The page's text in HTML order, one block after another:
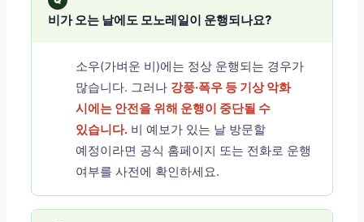
비가 오는 날에도 모노레일이 운행되나요?
소우(가벼운 비)에는 정상 운행되는 경우가
많습니다. 그러나 강풍·폭우 등 기상 악화
시에는 안전을 위해 운행이 중단될 수
있습니다. 비 예보가 있는 날 방문할
예정이라면 공식 홈페이지 또는 전화로 운행
여부를 사전에 확인하세요.